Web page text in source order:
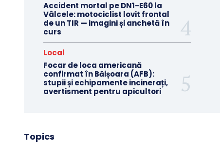
Accident mortal pe DN1-E60 la
Vâlcele: motociclist lovit frontal
de un TIR — imagini și anchetă în
curs
Local
Focar de loca americană
confirmat în Băișoara (AFB):
stupii și echipamente incinerați,
avertisment pentru apicultori
Topics